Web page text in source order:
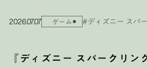
2026.07.07 ゲーム #ディズニー スパ
『ディズニー スパークリ